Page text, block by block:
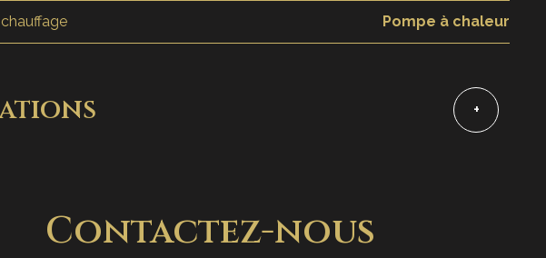
Pompe à chaleur
+
Contactez-nous